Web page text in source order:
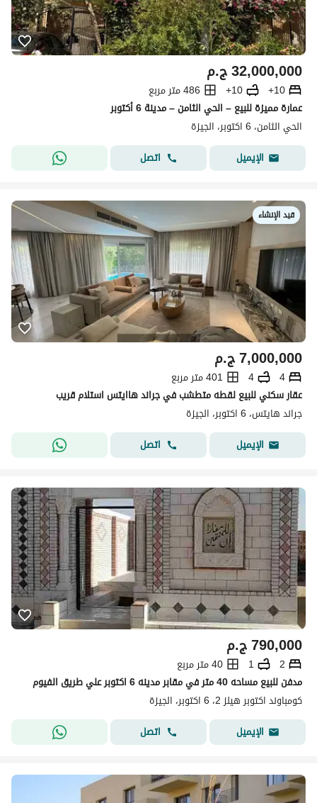
ج.م32,000,000
10+
10+
486 متر مربع
عمارة مميزة للبيع – الحي الثامن – مدينة 6 أكتوبر
الحي الثامن، 6 اكتوبر، الجيزة
الإيميل
اتصل
قيد الإنشاء
ج.م7,000,000
4
4
401 متر مربع
عقار سكني للبيع لقطه متطشب في جراند هاايتس استلام قريب
جراند هايتس، 6 اكتوبر، الجيزة
الإيميل
اتصل
ج.م790,000
2
1
40 متر مربع
مدفن للبيع مساحه 40 متر في مقابر مدينه 6 اكتوبر علي طريق الفيوم
كومباوند اكتوبر هيلز 2، 6 اكتوبر، الجيزة
الإيميل
اتصل